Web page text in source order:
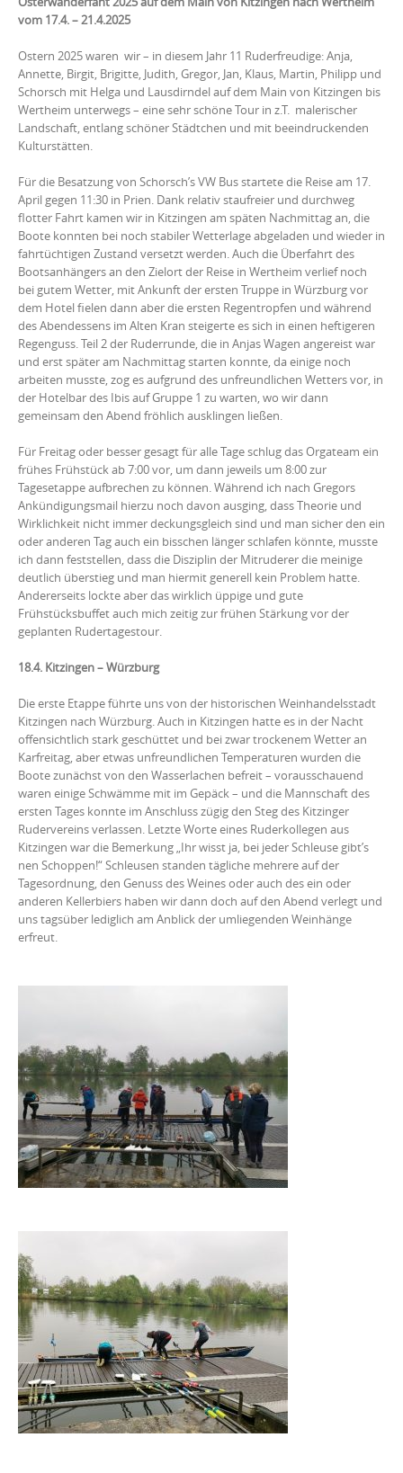
vom 17.4. – 21.4.2025
Ostern 2025 waren wir – in diesem Jahr 11 Ruderfreudige: Anja,
Annette, Birgit, Brigitte, Judith, Gregor, Jan, Klaus, Martin, Philipp und
Schorsch mit Helga und Lausdirndel auf dem Main von Kitzingen bis
Wertheim unterwegs – eine sehr schöne Tour in z.T. malerischer
Landschaft, entlang schöner Städtchen und mit beeindruckenden
Kulturstätten.
Für die Besatzung von Schorsch’s VW Bus startete die Reise am 17.
April gegen 11:30 in Prien. Dank relativ staufreier und durchweg
flotter Fahrt kamen wir in Kitzingen am späten Nachmittag an, die
Boote konnten bei noch stabiler Wetterlage abgeladen und wieder in
fahrtüchtigen Zustand versetzt werden. Auch die Überfahrt des
Bootsanhängers an den Zielort der Reise in Wertheim verlief noch
bei gutem Wetter, mit Ankunft der ersten Truppe in Würzburg vor
dem Hotel fielen dann aber die ersten Regentropfen und während
des Abendessens im Alten Kran steigerte es sich in einen heftigeren
Regenguss. Teil 2 der Ruderrunde, die in Anjas Wagen angereist war
und erst später am Nachmittag starten konnte, da einige noch
arbeiten musste, zog es aufgrund des unfreundlichen Wetters vor, in
der Hotelbar des Ibis auf Gruppe 1 zu warten, wo wir dann
gemeinsam den Abend fröhlich ausklingen ließen.
Für Freitag oder besser gesagt für alle Tage schlug das Orgateam ein
frühes Frühstück ab 7:00 vor, um dann jeweils um 8:00 zur
Tagesetappe aufbrechen zu können. Während ich nach Gregors
Ankündigungsmail hierzu noch davon ausging, dass Theorie und
Wirklichkeit nicht immer deckungsgleich sind und man sicher den ein
oder anderen Tag auch ein bisschen länger schlafen könnte, musste
ich dann feststellen, dass die Disziplin der Mitruderer die meinige
deutlich überstieg und man hiermit generell kein Problem hatte.
Andererseits lockte aber das wirklich üppige und gute
Frühstücksbuffet auch mich zeitig zur frühen Stärkung vor der
geplanten Rudertagestour.
18.4. Kitzingen – Würzburg
Die erste Etappe führte uns von der historischen Weinhandelsstadt
Kitzingen nach Würzburg. Auch in Kitzingen hatte es in der Nacht
offensichtlich stark geschüttet und bei zwar trockenem Wetter an
Karfreitag, aber etwas unfreundlichen Temperaturen wurden die
Boote zunächst von den Wasserlachen befreit – vorausschauend
waren einige Schwämme mit im Gepäck – und die Mannschaft des
ersten Tages konnte im Anschluss zügig den Steg des Kitzinger
Rudervereins verlassen. Letzte Worte eines Ruderkollegen aus
Kitzingen war die Bemerkung „Ihr wisst ja, bei jeder Schleuse gibt’s
nen Schoppen!“ Schleusen standen tägliche mehrere auf der
Tagesordnung, den Genuss des Weines oder auch des ein oder
anderen Kellerbiers haben wir dann doch auf den Abend verlegt und
uns tagsüber lediglich am Anblick der umliegenden Weinhänge
erfreut.